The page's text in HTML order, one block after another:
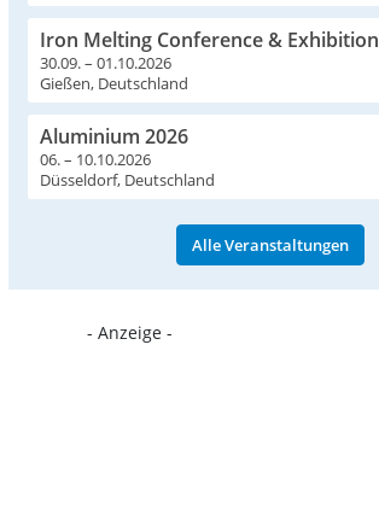
Iron Melting Conference & Exhibition
30.09. – 01.10.2026
Gießen, Deutschland
Aluminium 2026
06. – 10.10.2026
Düsseldorf, Deutschland
Alle Veranstaltungen
- Anzeige -